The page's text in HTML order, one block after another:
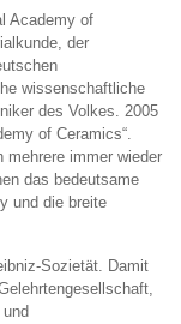
Academy of
der
wissenschaftliche
des Volkes. 2005
of Ceramics“.
immer wieder
das bedeutsame
und die breite
Sozietät. Damit